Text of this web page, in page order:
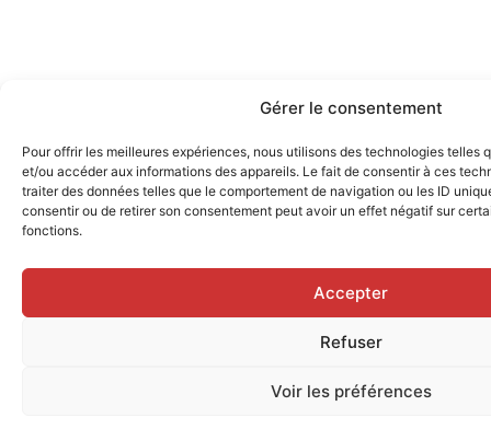
Gérer le consentement
Pour offrir les meilleures expériences, nous utilisons des technologies telles
et/ou accéder aux informations des appareils. Le fait de consentir à ces
traiter des données telles que le comportement de navigation ou les ID
consentir ou de retirer son consentement peut avoir un effet négatif sur
fonctions.
Accepter
Refuser
Voir les préférences